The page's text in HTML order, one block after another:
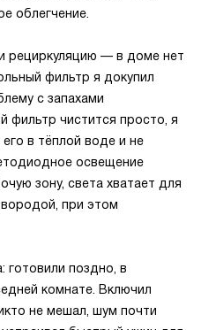
облегчение.
рециркуляцию — в доме нет
фильтр я докупил
с запахами
фильтр чистится просто, я
в тёплой воде и не
освещение
зону, света хватает для
при этом
готовили поздно, в
комнате. Включил
не мешал, шум почти